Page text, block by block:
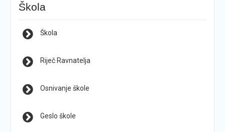
Škola
Škola
Riječ Ravnatelja
Osnivanje škole
Geslo škole